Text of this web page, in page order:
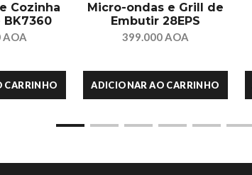
Cozinha
BK7360
AOA
CARRINHO
Micro-ondas e Grill de
Embutir 28EPS
399.000 AOA
ADICIONAR AO CARRINHO